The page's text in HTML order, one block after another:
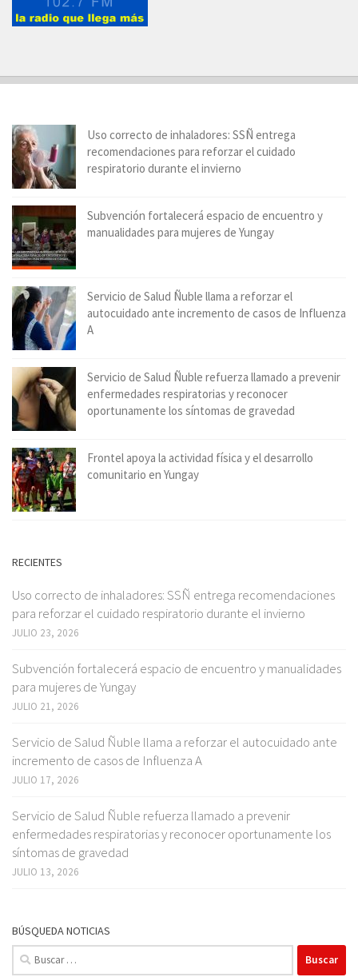
Uso correcto de inhaladores: SSÑ entrega
recomendaciones para reforzar el cuidado
respiratorio durante el invierno
Subvención fortalecerá espacio de encuentro y
manualidades para mujeres de Yungay
Servicio de Salud Ñuble llama a reforzar el
autocuidado ante incremento de casos de Influenza
A
Servicio de Salud Ñuble refuerza llamado a prevenir
enfermedades respiratorias y reconocer
oportunamente los síntomas de gravedad
Frontel apoya la actividad física y el desarrollo
comunitario en Yungay
RECIENTES
Uso correcto de inhaladores: SSÑ entrega recomendaciones
para reforzar el cuidado respiratorio durante el invierno
JULIO 23, 2026
Subvención fortalecerá espacio de encuentro y manualidades
para mujeres de Yungay
JULIO 21, 2026
Servicio de Salud Ñuble llama a reforzar el autocuidado ante
incremento de casos de Influenza A
JULIO 17, 2026
Servicio de Salud Ñuble refuerza llamado a prevenir
enfermedades respiratorias y reconocer oportunamente los
síntomas de gravedad
JULIO 13, 2026
BÚSQUEDA NOTICIAS
Buscar: